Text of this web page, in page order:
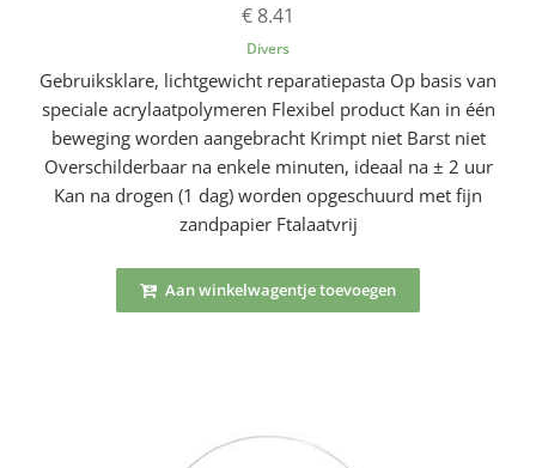
€ 8.41
Divers
Gebruiksklare, lichtgewicht reparatiepasta Op basis van
speciale acrylaatpolymeren Flexibel product Kan in één
beweging worden aangebracht Krimpt niet Barst niet
Overschilderbaar na enkele minuten, ideaal na ± 2 uur
Kan na drogen (1 dag) worden opgeschuurd met fijn
zandpapier Ftalaatvrij
Aan winkelwagentje toevoegen